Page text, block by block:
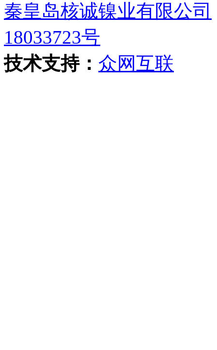
秦皇岛核诚镍业有限公司
18033723号
技术支持： 众网互联